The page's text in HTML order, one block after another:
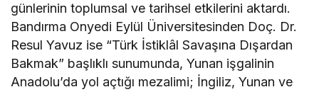
günlerinin toplumsal ve tarihsel etkilerini aktardı.
Bandırma Onyedi Eylül Üniversitesinden Doç. Dr.
Resul Yavuz ise “Türk İstiklâl Savaşına Dışardan
Bakmak” başlıklı sunumunda, Yunan işgalinin
Anadolu’da yol açtığı mezalimi; İngiliz, Yunan ve